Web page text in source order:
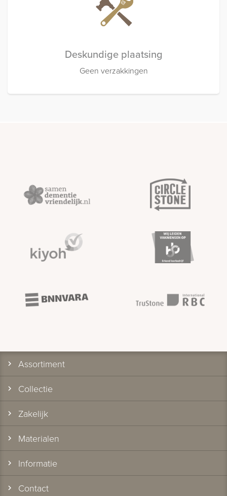
Deskundige plaatsing
Geen verzakkingen
Assortiment
Collectie
Zakelijk
Materialen
Informatie
Contact